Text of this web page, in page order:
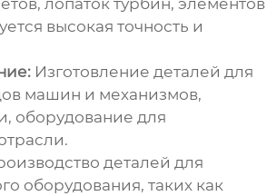
лопаток турбин, элементов
высокая точность и
Изготовление деталей для
машин и механизмов,
оборудование для
деталей для
оборудования, таких как